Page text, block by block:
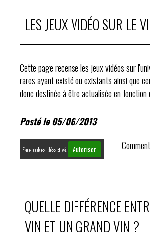
LES JEUX VIDÉO SUR LE
Cette page recense les jeux vidéos sur
rares ayant existé ou existants ainsi que
donc destinée à être actualisée en fonction
Posté le 05/06/2013
Facebook est désactivé. Autoriser
QUELLE DIFFÉRENCE
VIN ET UN GRAND VIN ?